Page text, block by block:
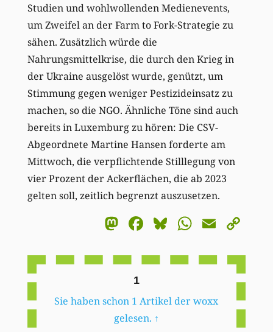
Studien und wohlwollenden Medienevents,
um Zweifel an der Farm to Fork-Strategie zu
sähen. Zusätzlich würde die
Nahrungsmittelkrise, die durch den Krieg in
der Ukraine ausgelöst wurde, genützt, um
Stimmung gegen weniger Pestizideinsatz zu
machen, so die NGO. Ähnliche Töne sind auch
bereits in Luxemburg zu hören: Die CSV-
Abgeordnete Martine Hansen forderte am
Mittwoch, die verpflichtende Stilllegung von
vier Prozent der Ackerflächen, die ab 2023
gelten soll, zeitlich begrenzt auszusetzen.
Mastodon
Facebook
BlueskyEmail
1
Sie haben schon 1 Artikel der woxx
gelesen. ↑